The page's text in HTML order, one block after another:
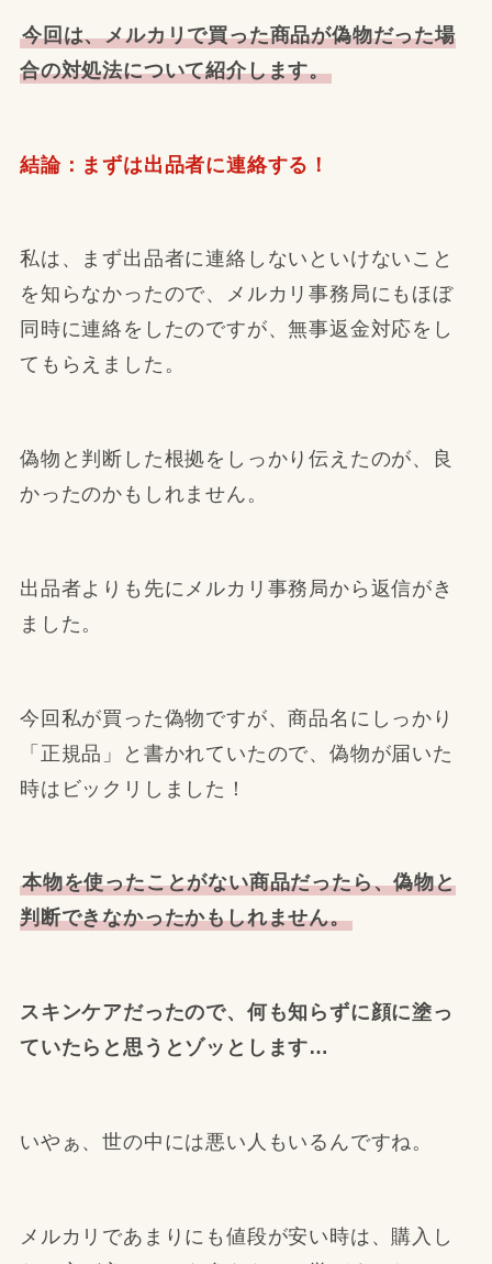
今回は、メルカリで買った商品が偽物だった場
合の対処法について紹介します。
結論：まずは出品者に連絡する！
私は、まず出品者に連絡しないといけないこと
を知らなかったので、メルカリ事務局にもほぼ
同時に連絡をしたのですが、無事返金対応をし
てもらえました。
偽物と判断した根拠をしっかり伝えたのが、良
かったのかもしれません。
出品者よりも先にメルカリ事務局から返信がき
ました。
今回私が買った偽物ですが、商品名にしっかり
「正規品」と書かれていたので、偽物が届いた
時はビックリしました！
本物を使ったことがない商品だったら、偽物と
判断できなかったかもしれません。
スキンケアだったので、何も知らずに顔に塗っ
ていたらと思うとゾッとします…
いやぁ、世の中には悪い人もいるんですね。
メルカリであまりにも値段が安い時は、購入し